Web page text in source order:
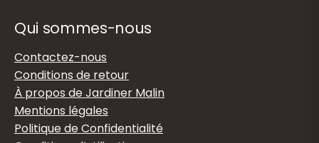
Qui sommes-nous
Contactez-nous
Conditions de retour
À propos de Jardiner Malin
Mentions légales
Politique de Confidentialité